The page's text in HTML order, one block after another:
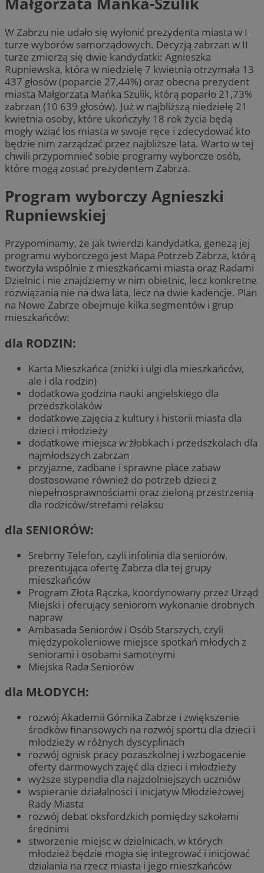
W Zabrzu nie udało się wyłonić prezydenta miasta w I
turze wyborów samorządowych. Decyzją zabrzan w II
turze zmierzą się dwie kandydatki: Agnieszka
Rupniewska, która w niedzielę 7 kwietnia otrzymała 13
437 głosów (poparcie 27,44%) oraz obecna prezydent
miasta Małgorzata Mańka Szulik, którą poparło 21,73%
zabrzan (10 639 głosów). Już w najbliższą niedzielę 21
kwietnia osoby, które ukończyły 18 rok życia będą
mogły wziąć los miasta w swoje ręce i zdecydować kto
będzie nim zarządzać przez najbliższe lata. Warto w tej
chwili przypomnieć sobie programy wyborcze osób,
które mogą zostać prezydentem Zabrza.
Program wyborczy Agnieszki
Rupniewskiej
Przypominamy, że jak twierdzi kandydatka, genezą jej
programu wyborczego jest Mapa Potrzeb Zabrza, którą
tworzyła wspólnie z mieszkańcami miasta oraz Radami
Dzielnic i nie znajdziemy w nim obietnic, lecz konkretne
rozwiązania nie na dwa lata, lecz na dwie kadencje. Plan
na Nowe Zabrze obejmuje kilka segmentów i grup
mieszkańców:
dla RODZIN:
Karta Mieszkańca (zniżki i ulgi dla mieszkańców,
ale i dla rodzin)
dodatkowa godzina nauki angielskiego dla
przedszkolaków
dodatkowe zajęcia z kultury i historii miasta dla
dzieci i młodzieży
dodatkowe miejsca w żłobkach i przedszkolach dla
najmłodszych zabrzan
przyjazne, zadbane i sprawne place zabaw
dostosowane również do potrzeb dzieci z
niepełnosprawnościami oraz zieloną przestrzenią
dla rodziców/strefami relaksu
dla SENIORÓW:
Srebrny Telefon, czyli infolinia dla seniorów,
prezentująca ofertę Zabrza dla tej grupy
mieszkańców
Program Złota Rączka, koordynowany przez Urząd
Miejski i oferujący seniorom wykonanie drobnych
napraw
Ambasada Seniorów i Osób Starszych, czyli
międzypokoleniowe miejsce spotkań młodych z
seniorami i osobami samotnymi
Miejska Rada Seniorów
dla MŁODYCH:
rozwój Akademii Górnika Zabrze i zwiększenie
środków finansowych na rozwój sportu dla dzieci i
młodzieży w różnych dyscyplinach
rozwój ognisk pracy pozaszkolnej i wzbogacenie
oferty darmowych zajęć dla dzieci i młodzieży
wyższe stypendia dla najzdolniejszych uczniów
wspieranie działalności i inicjatyw Młodzieżowej
Rady Miasta
rozwój debat oksfordzkich pomiędzy szkołami
średnimi
stworzenie miejsc w dzielnicach, w których
młodzież będzie mogła się integrować i inicjować
działania na rzecz miasta i jego mieszkańców